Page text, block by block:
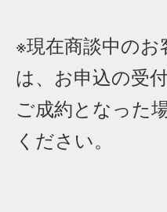
※現在商談中の
は、お申込の受
ご成約となった
ください。